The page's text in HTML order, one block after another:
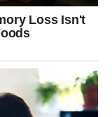
životnih
i snovi su bili slični,
supruga pratila
postale su
za sve što je